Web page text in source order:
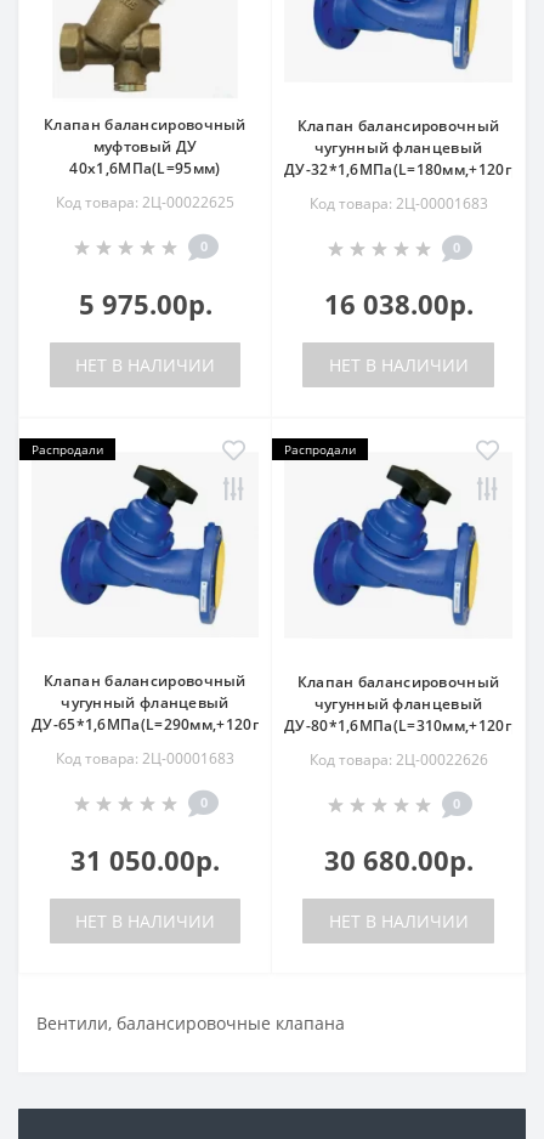
Клапан балансировочный
муфтовый ДУ
40х1,6МПа(L=95мм)
Код товара: 2Ц-00022625
0
5 975.00р.
НЕТ В НАЛИЧИИ
Клапан балансировочный
чугунный фланцевый
ДУ-
Код товара: 2Ц-00001683
0
16 038.00р.
НЕТ В НАЛИЧИИ
Распродали
Клапан балансировочный
чугунный фланцевый
ДУ-65*1,6МПа(L=290мм,+120град.)
Код товара: 2Ц-00001683
0
31 050.00р.
НЕТ В НАЛИЧИИ
Распродали
Клапан балансировочный
чугунный фланцевый
ДУ-
Код товара: 2Ц-00022626
0
30 680.00р.
НЕТ В НАЛИЧИИ
Вентили, балансировочные клапана